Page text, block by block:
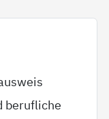
berufliche